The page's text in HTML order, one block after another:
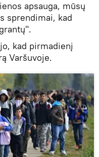
apsauga, mūsų
sprendimai, kad
kad pirmadienį
Varšuvoje.